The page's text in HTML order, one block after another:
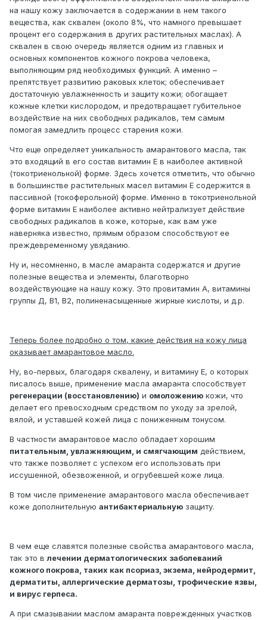
на нашу кожу заключается в содержании в нем такого
вещества, как сквален (около 8%, что намного превышает
процент его содержания в других растительных маслах). А
сквален в свою очередь является одним из главных и
основных компонентов кожного покрова человека,
выполняющим ряд необходимых функций. А именно –
препятствует развитию раковых клеток; обеспечивает
достаточную увлажненность и защиту кожи; обогащает
кожные клетки кислородом, и предотвращает губительное
воздействие на них свободных радикалов, тем самым
помогая замедлить процесс старения кожи.
Что еще определяет уникальность амарантового масла, так
это входящий в его состав витамин E в наиболее активной
(токотриенольной) форме. Здесь хочется отметить, что обычно
в большинстве растительных масел витамин E содержится в
пассивной (токоферольной) форме. Именно в токотриенольной
форме витамин E наиболее активно нейтрализует действие
свободных радикалов в коже, которые, как вам уже
наверняка известно, прямым образом способствуют ее
преждевременному увяданию.
Ну и, несомненно, в масле амаранта содержатся и другие
полезные вещества и элементы, благотворно
воздействующие на нашу кожу. Это провитамин A, витамины
группы Д, B1, B2, полиненасыщенные жирные кислоты, и д.р.
Теперь более подробно о том, какие действия на кожу лица
оказывает амарантовое масло.
Ну, во-первых, благодаря сквалену, и витамину E, о которых
писалось выше, применение масла амаранта способствует
регенерации (восстановлению) и омоложению кожи, что
делает его превосходным средством по уходу за зрелой,
вялой, и уставшей кожей лица с пониженным тонусом.
В частности амарантовое масло обладает хорошим
питательным, увлажняющим, и смягчающим действием,
что также позволяет с успехом его использовать при
иссушенной, обезвоженной, и огрубевшей коже лица.
В том числе применение амарантового масла обеспечивает
коже дополнительную антибактериальную защиту.
В чем еще славятся полезные свойства амарантового масла,
так это влечении дерматологических заболеваний
кожного покрова, таких как псориаз, экзема, нейродермит,
дерматиты, аллергические дерматозы, трофические язвы,
и вирус герпеса.
А при смазывании маслом амаранта поврежденных участков